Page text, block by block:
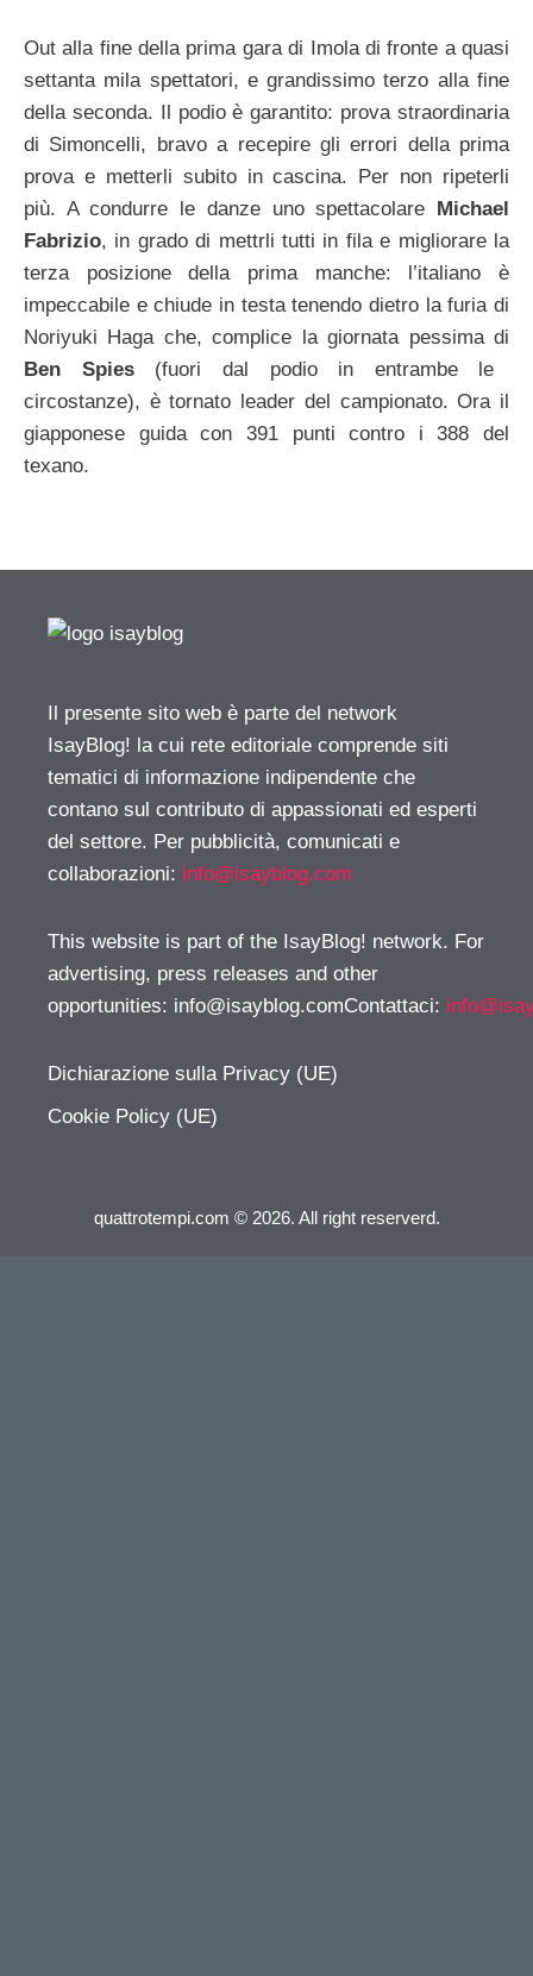
Out alla fine della prima gara di Imola di fronte a quasi
settanta mila spettatori, e grandissimo terzo alla fine
della seconda. Il podio è garantito: prova straordinaria
di Simoncelli, bravo a recepire gli errori della prima
prova e metterli subito in cascina. Per non ripeterli
più. A condurre le danze uno spettacolare Michael
Fabrizio, in grado di mettrli tutti in fila e migliorare la
terza posizione della prima manche: l’italiano è
impeccabile e chiude in testa tenendo dietro la furia di
Noriyuki Haga che, complice la giornata pessima di
Ben Spies(fuori dal podio in entrambe le
circostanze), è tornato leader del campionato. Ora il
giapponese guida con 391 punti contro i 388 del
texano.
Il presente sito web è parte del network
IsayBlog! la cui rete editoriale comprende siti
tematici di informazione indipendente che
contano sul contributo di appassionati ed esperti
del settore. Per pubblicità, comunicati e
collaborazioni: info@isayblog.com
This website is part of the IsayBlog! network. For
advertising, press releases and other
opportunities: info@isayblog.comContattaci:
Dichiarazione sulla Privacy (UE)
Cookie Policy (UE)
quattrotempi.com © 2026. All right reserverd.